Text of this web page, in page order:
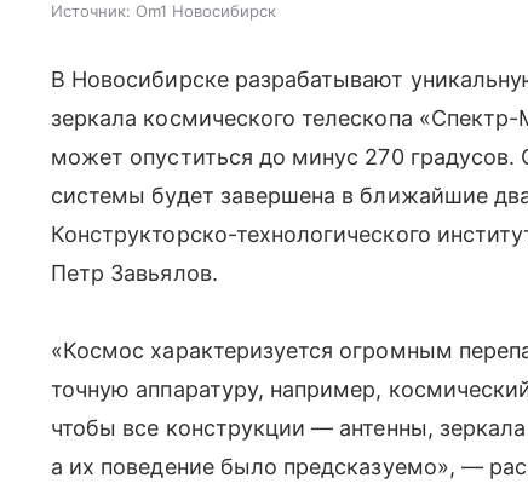
Источник: Om1 Новосибирск
В Новосибирске разрабатывают
зеркала космического телескопа
может опуститься до минус 270 градусов.
системы будет завершена в ближайшие
Конструкторско-технологического
Петр Завьялов.
«Космос характеризуется огромным
точную аппаратуру, например,
чтобы все конструкции — антенны,
а их поведение было предсказуемо», —